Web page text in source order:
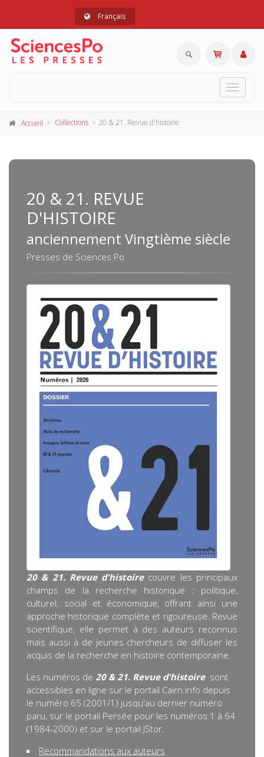
Français
Toggle
Accueil Collections 20 & 21. Revue d'histoire
20 & 21. REVUE
D'HISTOIRE
anciennement Vingtième siècle
Presses de Sciences Po
20 & 21. Revue d'histoire couvre les principaux
champs de la recherche historique : politique,
culturel, social et économique, offrant ainsi une
approche historique complète et rigoureuse. Revue
scientifique, elle permet à des auteurs reconnus
mais aussi à de jeunes chercheurs de diffuser les
acquis de la recherche en histoire contemporaine.
Les numéros de 20 & 21. Revue d'histoire sont
accessibles en ligne sur le portail Cairn.info depuis
le numéro 65 (2001/1) jusqu'au dernier numéro
paru, sur le portail Persée pour les numéros 1 à 64
(1984-2000) et sur le portail JStor.
Recommandations aux auteurs